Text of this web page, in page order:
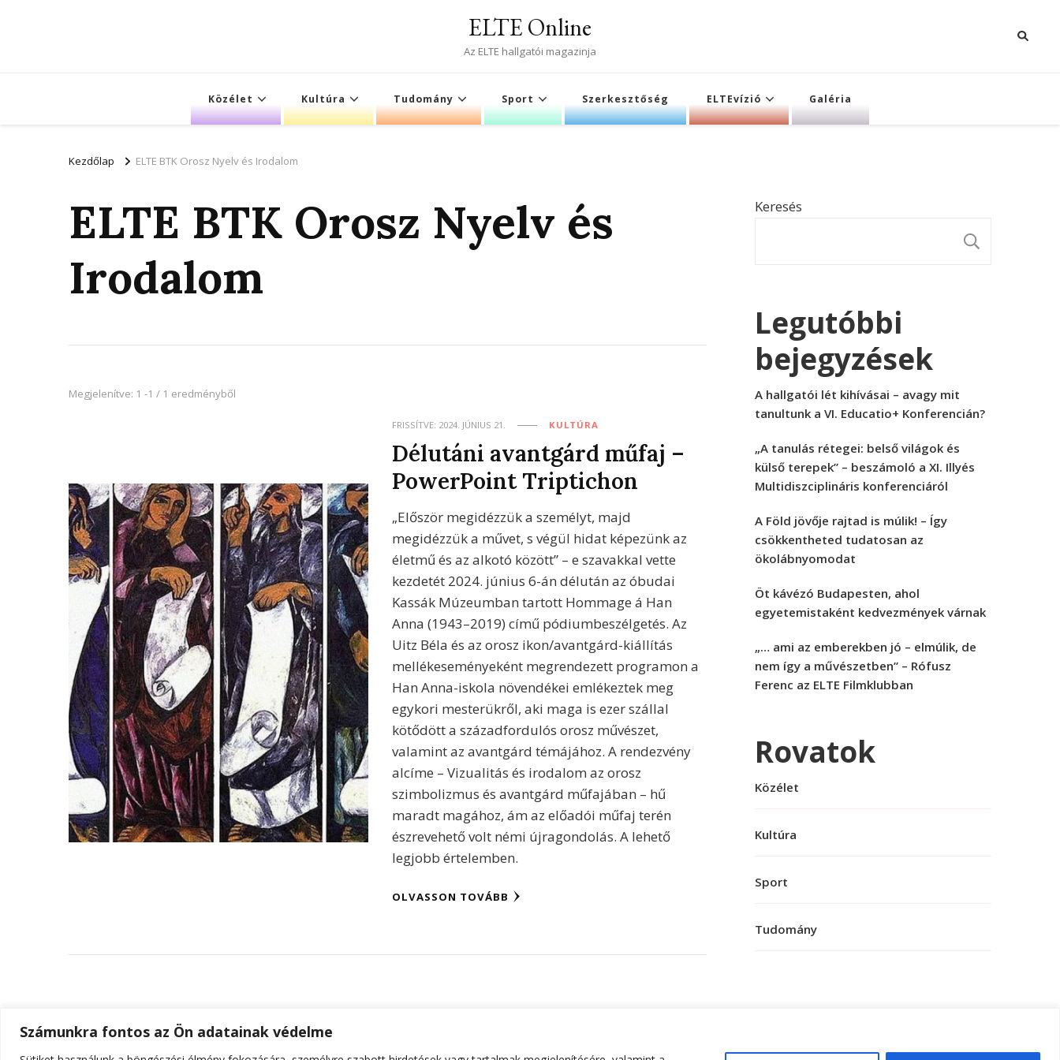
Számunkra fontos az Ön adatainak védelme
ELTE Online
Az ELTE hallgatói magazinja
Közélet Kultúra Tudomány Sport Szerkesztőség ELTEvízió Galéria
Kezdőlap ELTE BTK Orosz Nyelv és Irodalom
ELTE BTK Orosz Nyelv és
Irodalom
Megjelenítve: 1 -1 / 1 eredményből
FRISSÍTVE: 2024. JÚNIUS 21. KULTÚRA
Délutáni avantgárd műfaj –
PowerPoint Triptichon
„Először megidézzük a személyt, majd
megidézzük a művet, s végül hidat képezünk az
életmű és az alkotó között” – e szavakkal vette
kezdetét 2024. június 6-án délután az óbudai
Kassák Múzeumban tartott Hommage á Han
Anna (1943–2019) című pódiumbeszélgetés. Az
Uitz Béla és az orosz ikon/avantgárd-kiállítás
mellékeseményeként megrendezett programon a
Han Anna-iskola növendékei emlékeztek meg
egykori mesterükről, aki maga is ezer szállal
kötődött a századfordulós orosz művészet,
valamint az avantgárd témájához. A rendezvény
alcíme – Vizualitás és irodalom az orosz
szimbolizmus és avantgárd műfajában – hű
maradt magához, ám az előadói műfaj terén
észrevehető volt némi újragondolás. A lehető
legjobb értelemben.
OLVASSON TOVÁBB
Keresés
Legutóbbi
bejegyzések
A hallgatói lét kihívásai – avagy mit
tanultunk a VI. Educatio+ Konferencián?
„A tanulás rétegei: belső világok és
külső terepek” – beszámoló a XI. Illyés
Multidiszciplináris konferenciáról
A Föld jövője rajtad is múlik! – Így
csökkentheted tudatosan az
ökolábnyomodat
Öt kávézó Budapesten, ahol
egyetemistaként kedvezmények várnak
„… ami az emberekben jó – elmúlik, de
nem így a művészetben” – Rófusz
Ferenc az ELTE Filmklubban
Rovatok
Közélet
Kultúra
Sport
Tudomány